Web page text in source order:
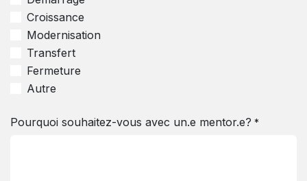
Croissance
Modernisation
Transfert
Fermeture
Autre
Pourquoi souhaitez-vous avec un.e mentor.e? *